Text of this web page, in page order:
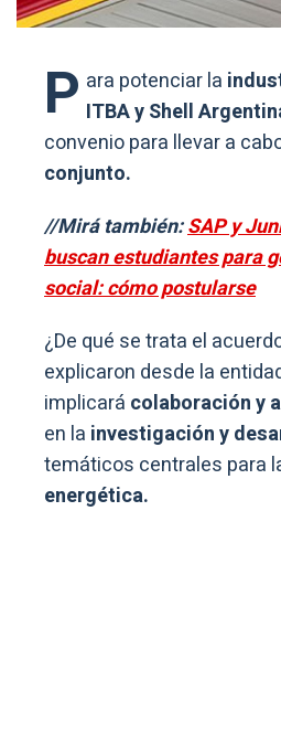
P ara potenciar la
ITBA y Shell
convenio para llevar a
conjunto.
//Mirá también:SAP y
buscan estudiantes para
social: cómo postularse
¿De qué se trata el
explicaron desde la
implicará colaboración y
en la investigación y
temáticos centrales para
energética.